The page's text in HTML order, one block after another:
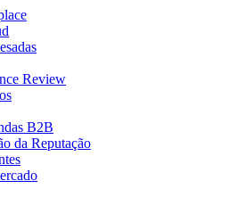
Review
B2B
da Reputação